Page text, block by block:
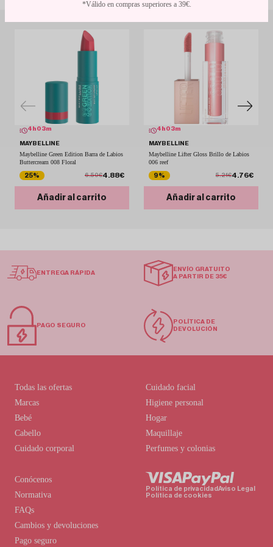
4 h 03m
MAYBELLINE
Maybelline Green Edition Barra de Labios
Buttercream 008 Floral
25%
6.50€4.88€
Añadir al carrito
4 h 03m
MAYBELLINE
Maybelline Lifter Gloss Brillo de Labios
006 reef
9%
5.21€4.76€
Añadir al carrito
ENTREGA RÁPIDA
ENVÍO GRATUITO
A PARTIR DE 35€
PAGO SEGURO
POLÍTICA DE
DEVOLUCIÓN
Conócenos
Normativa
FAQs
Cambios y devoluciones
Pago seguro
Todas las ofertas
Marcas
Bebé
Cabello
Cuidado corporal
Cuidado facial
Higiene personal
Hogar
Maquillaje
Perfumes y colonias
Política de privacidadAviso Legal
Política de cookies
*Válido en compras superiores a 39€.